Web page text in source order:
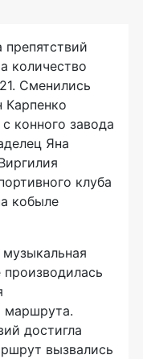
количество
Сменились
конного завода
Яна
клуба
кобыле
производилась
маршрута.
достигла
вызвались